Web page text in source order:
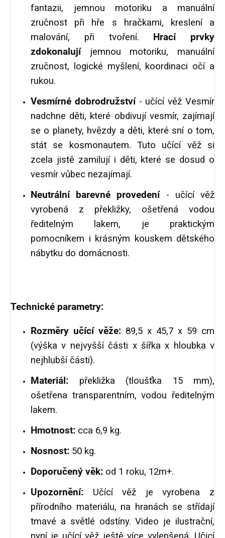
fantazii, jemnou motoriku a manuální
zručnost při hře s hračkami, kreslení a
malování, při tvoření. Hrací prvky
zdokonalujíjemnou motoriku, manuální
zručnost, logické myšlení, koordinaci očí a
rukou.
Vesmírné dobrodružství- učící věž Vesmír
nadchne děti, které obdivují vesmír, zajímají
se o planety, hvězdy a děti, které sní o tom,
stát se kosmonautem. Tuto učící věž si
zcela jistě zamilují i děti, které se dosud o
vesmír vůbec nezajímají.
Neutrální barevné provedení- učící věž
vyrobená z překližky, ošetřená vodou
ředitelným lakem, je praktickým
pomocníkem i krásným kouskem dětského
nábytku do domácnosti.
Technické parametry:
Rozměry učící věže: 89,5 x 45,7 x 59 cm
(výška v nejvyšší části x šířka x hloubka v
nejhlubší části).
Materiál: překližka (tloušťka 15 mm),
ošetřena transparentním, vodou ředitelným
lakem.
Hmotnost: cca 6,9 kg.
Nosnost: 50 kg.
Doporučený věk: od 1 roku, 12m+.
Upozornění: Učící věž je vyrobena z
přírodního materiálu, na hranách se střídají
tmavé a světlé odstíny. Video je ilustrační,